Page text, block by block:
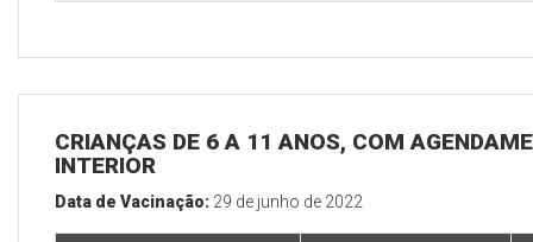
CRIANÇAS DE 6 A 11 ANOS, COM
INTERIOR
Data de Vacinação: 29 de junho de 2022